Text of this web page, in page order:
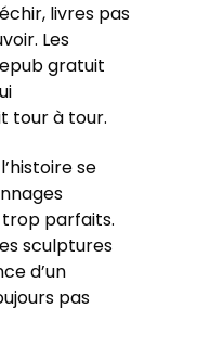
livres pas
Les
gratuit
tour à tour.
se
parfaits.
sculptures
d’un
pas